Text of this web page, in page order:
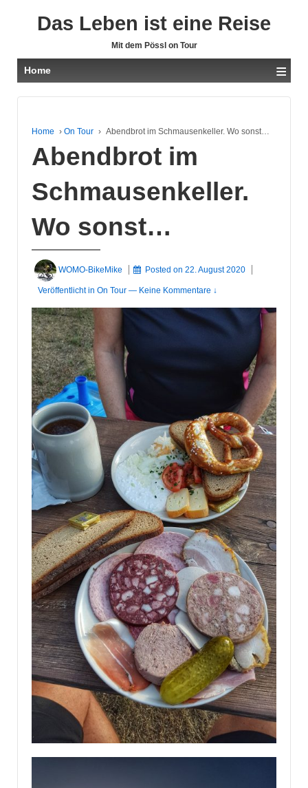
Das Leben ist eine Reise
Mit dem Pössl on Tour
Home ≡
Home › On Tour › Abendbrot im Schmausenkeller. Wo sonst…
Abendbrot im
Schmausenkeller.
Wo sonst…
WOMO-BikeMike Posted on22. August 2020
Veröffentlicht in On Tour — Keine Kommentare ↓